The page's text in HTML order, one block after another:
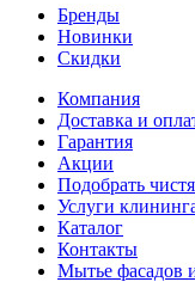
Бренды
Новинки
Скидки
Компания
Доставка и
Гарантия
Акции
Подобрать
Услуги
Каталог
Контакты
Мытье фасадов